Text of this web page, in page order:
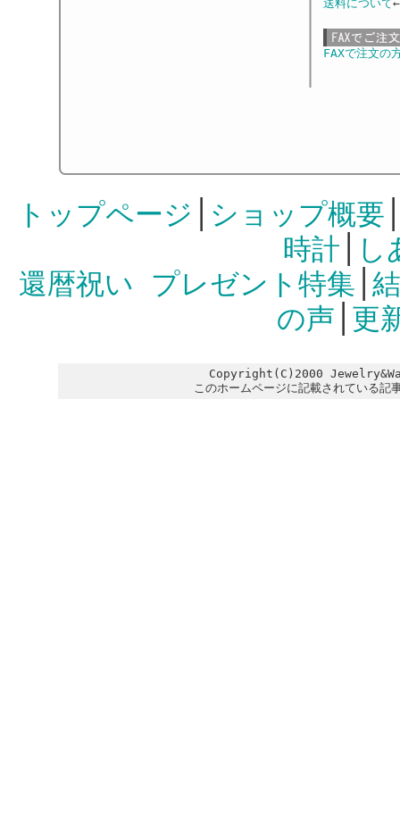
送料について
FAXで注文の
トップページ ショップ概要
時計
し
還暦祝い プレゼント特集
の声 更
Copyright(C)2000
このホームページに記載されている記